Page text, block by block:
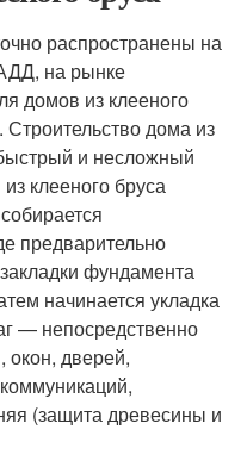
распространены на
на рынке
домов из клееного
дома из
и несложный
клееного бруса
предварительно
фундамента
начинается укладка
— непосредственно
окон, дверей,
(защита древесины и